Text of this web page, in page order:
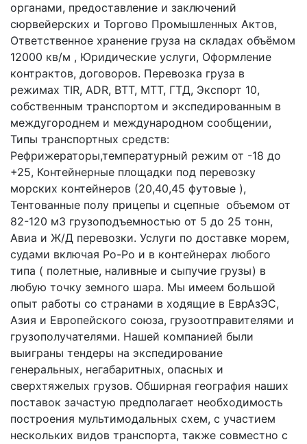
органами, предоставление и заключений
сюрвейерских и Торгово Промышленных Актов,
Ответственное хранение груза на складах объёмом
12000 кв/м , Юридические услуги, Оформление
контрактов, договоров. Перевозка груза в
режимах TIR, ADR, ВТТ, МТТ, ГТД, Экспорт 10,
собственным транспортом и экспедированным в
междугороднем и международном сообщении,
Типы транспортных средств:
Рефрижераторы,температурный режим от -18 до
+25, Контейнерные площадки под перевозку
морских контейнеров (20,40,45 футовые ),
Тентованные полу прицепы и сцепные объемом от
82-120 м3 грузоподъемностью от 5 до 25 тонн,
Авиа и Ж/Д перевозки. Услуги по доставке морем,
судами включая Ро-Ро и в контейнерах любого
типа ( полетные, наливные и сыпучие грузы) в
любую точку земного шара. Мы имеем большой
опыт работы со странами в ходящие в ЕврАзЭС,
Азия и Европейского союза, грузоотправителями и
грузополучателями. Нашей компанией были
выиграны тендеры на экспедирование
генеральных, негабаритных, опасных и
сверхтяжелых грузов. Обширная география наших
поставок зачастую предполагает необходимость
построения мультимодальных схем, с участием
нескольких видов транспорта, также совместно с